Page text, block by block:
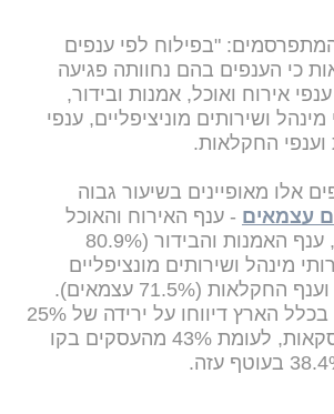
"בפילוח לפי ענפים
כי הענפים בהם נחוותה פגיעה
אירוח ואוכל, אמנות ובידור,
מינהל ושירותים מוניציפליים, ענפי
החקלאות.
אלו מאופיינים בשיעור גבוה
עצמאים - ענף האירוח והאוכל
(60.8% עצמאים), ענף האמנות והבידור (80.9%
מינהל ושירותים מונציפליים
(74.3% עצמאים) וענף החקלאות (71.5% עצמאים).
29.8% מהעסקים בכלל הארץ דיווחו על ירידה של 25%
ויותר במחזור העסקאות, לעומת 43% מהעסקים בקו